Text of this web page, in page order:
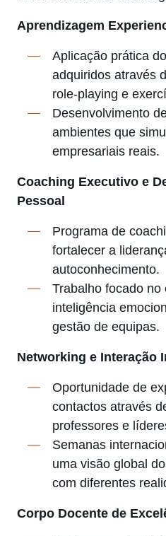
Aprendizagem
Aplicação prática
adquiridos através
role-playing e
Desenvolvimento
ambientes que
empresariais reais.
Coaching Executivo e
Pessoal
Programa de
fortalecer a
autoconhecimento.
Trabalho focado no
inteligência
gestão de equipas.
Networking e Interação
Oportunidade de
contactos através
professores e
Semanas
uma visão global
com diferentes
Corpo Docente de